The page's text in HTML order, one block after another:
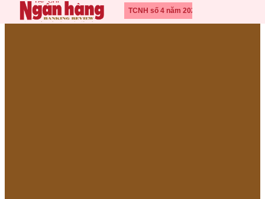
TCNH số 4 năm 2026